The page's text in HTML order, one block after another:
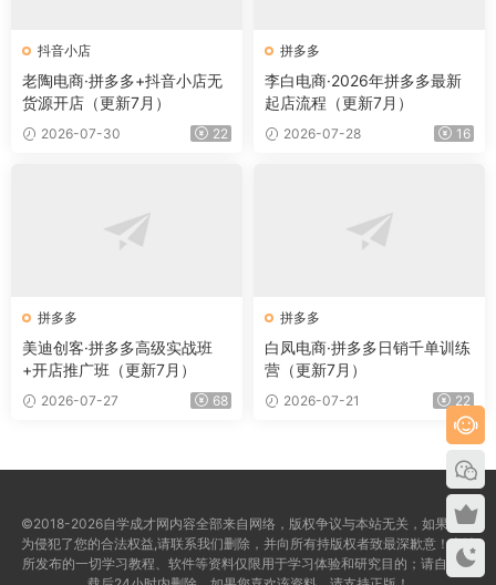
抖音小店
老陶电商·拼多多+抖音小店无
货源开店（更新7月）
2026-07-30 22
拼多多
李白电商·2026年拼多多最新
起店流程（更新7月）
2026-07-28 16
拼多多
美迪创客·拼多多高级实战班
+开店推广班（更新7月）
2026-07-27 68
拼多多
白凤电商·拼多多日销千单训练
营（更新7月）
2026-07-21 22
©2018-2026自学成才网内容全部来自网络，版权争议与本站无关，如果您认
为侵犯了您的合法权益,请联系我们删除，并向所有持版权者致最深歉意！本站
所发布的一切学习教程、软件等资料仅限用于学习体验和研究目的；请自觉下